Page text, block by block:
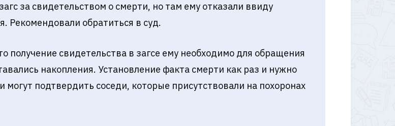
за свидетельством о смерти, но там ему отказали ввиду
Рекомендовали обратиться в суд.
получение свидетельства в загсе ему необходимо для обращения
накопления. Установление факта смерти как раз и нужно
подтвердить соседи, которые присутствовали на похоронах